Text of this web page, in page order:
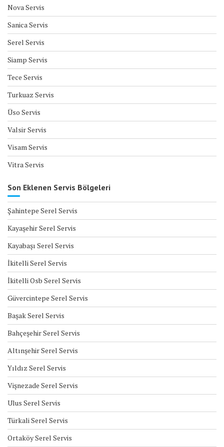
Nova Servis
Sanica Servis
Serel Servis
Siamp Servis
Tece Servis
Turkuaz Servis
Üso Servis
Valsir Servis
Visam Servis
Vitra Servis
Son Eklenen Servis Bölgeleri
Şahintepe Serel Servis
Kayaşehir Serel Servis
Kayabaşı Serel Servis
İkitelli Serel Servis
İkitelli Osb Serel Servis
Güvercintepe Serel Servis
Başak Serel Servis
Bahçeşehir Serel Servis
Altınşehir Serel Servis
Yıldız Serel Servis
Vişnezade Serel Servis
Ulus Serel Servis
Türkali Serel Servis
Ortaköy Serel Servis